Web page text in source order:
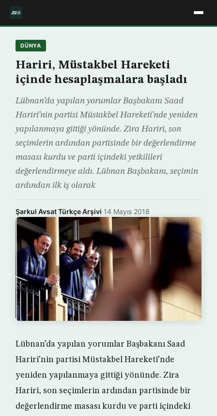
DÜNYA
Hariri, Müstakbel Hareketi
içinde hesaplaşmalara başladı
Lübnan’da yapılan yorumlar Başbakanı Saad
Hariri’nin partisi Müstakbel Hareketi’nde yeniden
yapılanmaya gittiği yönünde. Zira Hariri, son
seçimlerin ardından partisinde bir değerlendirme
masası kurdu ve parti içindeki yetkilileri
değerlendirmeye aldı. Lübnan Başbakanı, seçimin
ardından ilk iş olarak
Şarkul Avsat Türkçe Arşivi·14 Mayıs 2018
Lübnan’da yapılan yorumlar Başbakanı Saad
Hariri’nin partisi Müstakbel Hareketi’nde
yeniden yapılanmaya gittiği yönünde. Zira
Hariri, son seçimlerin ardından partisinde bir
değerlendirme masası kurdu ve parti içindeki